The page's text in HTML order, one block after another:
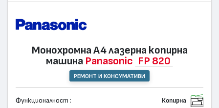
Монохромна А4 лазерна копирна
машина Panasonic FP 820
РЕМОНТ И КОНСУМАТИВИ
Функционалност : Копирна